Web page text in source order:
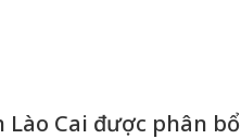
Lào Cai được phân bổ